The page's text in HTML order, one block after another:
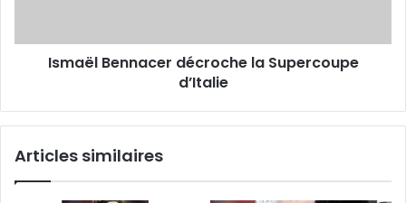
Ismaël Bennacer décroche la Supercoupe
d’Italie
Articles similaires